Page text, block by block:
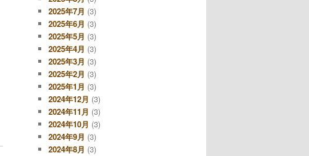
2025年7月 (3)
2025年6月 (3)
2025年5月 (3)
2025年4月 (3)
2025年3月 (3)
2025年2月 (3)
2025年1月 (3)
2024年12月 (3)
2024年11月 (3)
2024年10月 (3)
2024年9月 (3)
2024年8月 (3)